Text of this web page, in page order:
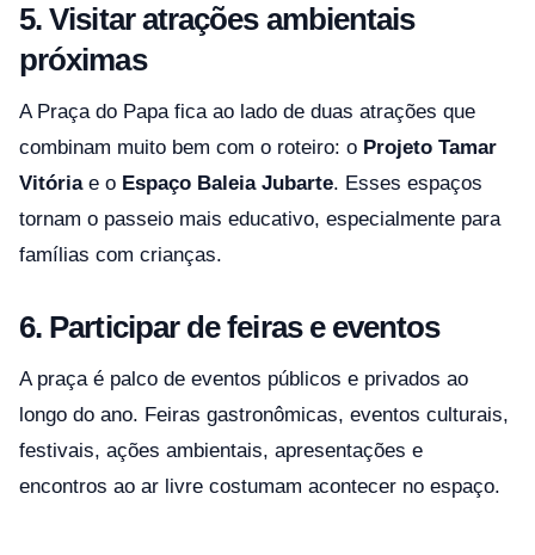
5. Visitar atrações ambientais
próximas
A Praça do Papa fica ao lado de duas atrações que
combinam muito bem com o roteiro: o Projeto Tamar
Vitóriae o Espaço Baleia Jubarte. Esses espaços
tornam o passeio mais educativo, especialmente para
famílias com crianças.
6. Participar de feiras e eventos
A praça é palco de eventos públicos e privados ao
longo do ano. Feiras gastronômicas, eventos culturais,
festivais, ações ambientais, apresentações e
encontros ao ar livre costumam acontecer no espaço.